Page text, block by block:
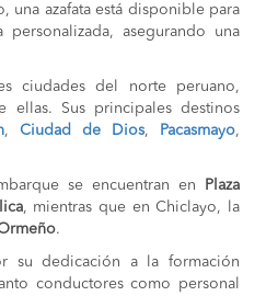
una azafata está disponible para
personalizada, asegurando una
ciudades del norte peruano,
ellas. Sus principales destinos
, Ciudad de Dios, Pacasmayo,
se encuentran en Plaza
, mientras que en Chiclayo, la
.
su dedicación a la formación
conductores como personal